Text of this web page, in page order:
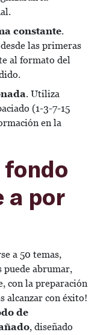
constante.
las primeras
al formato del
. Utiliza
(1-3-7-15
en la
fondo
a por
a 50 temas,
puede abrumar,
con la preparación
alcanzar con éxito!
de
, diseñado